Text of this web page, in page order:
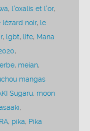
, l'oxalis et l'or,
lézard noir, le
, lgbt, life, Mana
,
, meian,
mangas
Sugaru, moon
,
, pika, Pika